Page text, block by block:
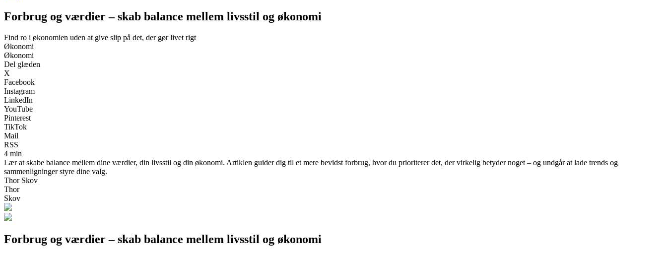
Forbrug og værdier – skab balance mellem livsstil og økonomi
Find ro i økonomien uden at give slip på det, der gør livet rigt
Økonomi
Økonomi
Del glæden
X
Facebook
Instagram
LinkedIn
YouTube
Pinterest
TikTok
Mail
RSS
4 min
Lær at skabe balance mellem dine værdier, din livsstil og din økonomi. Artiklen guider dig til et mere bevidst forbrug, hvor du prioriterer det, der virkelig betyder noget – og undgår at lade trends og
sammenligninger styre dine valg.
Thor Skov
Thor
Skov
Forbrug og værdier – skab balance mellem livsstil og økonomi